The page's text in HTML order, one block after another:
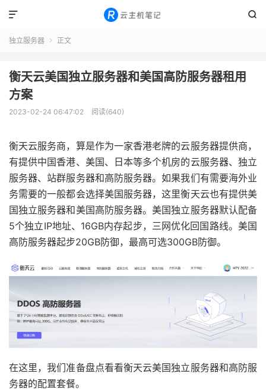


独立服务器  正文
衡天云美国独立服务器和美国高防服务器租用
方案
2023-02-24 06:47:02 阅读(640)
衡天云服务商，算是作为一家香港老牌的云服务器提供商，
有提供中国香港、美国、日本等多个机房的云服务器、独立
服务器、站群服务器和高防服务器。如果我们有需要海外业
务需要的一般都会选择美国服务器，这里衡天云也有提供美
国独立服务器和美国高防服务器。美国独立服务器默认配备
5个独立IP地址、16GB内存起步，三网优化回国路线。美国
高防服务器起步20GB防御，最高可选300GB防御。
在这里，我们准备盘点看看衡天云美国独立服务器和高防服
务器的配置套餐。